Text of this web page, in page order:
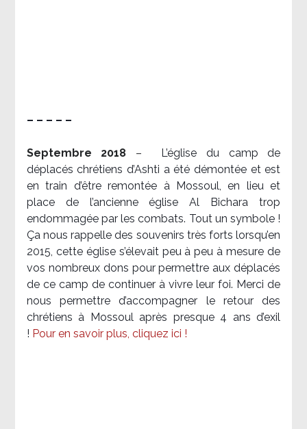
– – – – –
Septembre 2018 –
L’église du camp de
déplacés chrétiens d’Ashti a été démontée et est
en train d’être remontée à Mossoul, en lieu et
place de l’ancienne église Al Bichara trop
endommagée par les combats. Tout un symbole !
Ça nous rappelle des souvenirs très forts lorsqu’en
2015, cette église s’élevait peu à peu à mesure de
vos nombreux dons pour permettre aux déplacés
de ce camp de continuer à vivre leur foi. Merci de
nous permettre d’accompagner le retour des
chrétiens à Mossoul après presque 4 ans d’exil
! Pour en savoir plus, cliquez ici !